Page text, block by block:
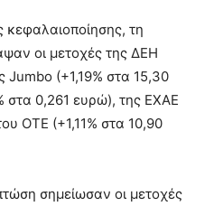
κεφαλαιοποίησης, τη
οι μετοχές της ΔΕΗ
Jumbo (+1,19% στα 15,30
στα 0,261 ευρώ), της ΕΧΑΕ
ΟΤΕ (+1,11% στα 10,90
σημείωσαν οι μετοχές